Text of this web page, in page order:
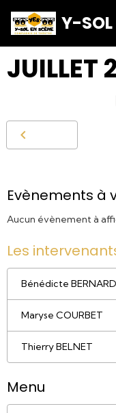
Y-SOL
JUILLET
Evènements à
Aucun évènement à
Les
Bénédicte BERNARD
Maryse COURBET
Thierry BELNET
Menu